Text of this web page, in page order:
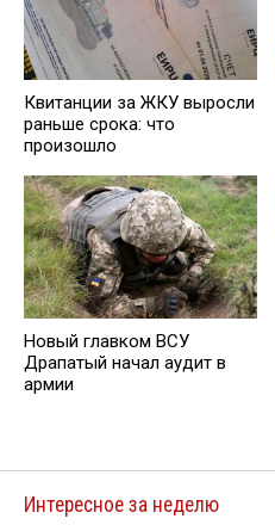
Квитанции за ЖКУ выросли
раньше срока: что
произошло
Новый главком ВСУ
Драпатый начал аудит в
армии
Интересное за неделю